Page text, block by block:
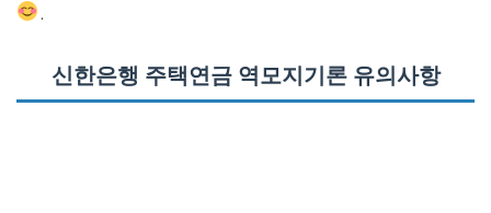
신한은행 주택연금 역모지기론 유의사항